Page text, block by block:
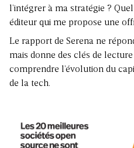
l’intégrer à ma stratégie ?
éditeur qui me propose une
Le rapport de Serena ne
mais donne des clés de
comprendre l’évolution du
de la tech.